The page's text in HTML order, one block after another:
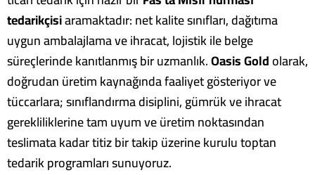
tedarikçisiaramaktadır: net kalite sınıfları, dağıtıma
uygun ambalajlama ve ihracat, lojistik ile belge
süreçlerinde kanıtlanmış bir uzmanlık.Oasis Goldolarak,
doğrudan üretim kaynağında faaliyet gösteriyor ve
tüccarlara; sınıflandırma disiplini, gümrük ve ihracat
gerekliliklerine tam uyum ve üretim noktasından
teslimata kadar titiz bir takip üzerine kurulu toptan
tedarik programları sunuyoruz.